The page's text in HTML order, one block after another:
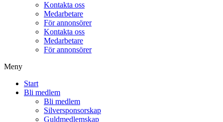
Kontakta oss
Medarbetare
För annonsörer
Kontakta oss
Medarbetare
För annonsörer
Meny
Start
Bli medlem
Bli medlem
Silversponsorskap
Guldmedlemskap